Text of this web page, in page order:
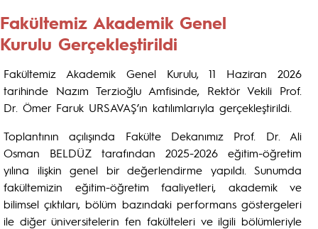
Fakültemiz Akademik Genel
Kurulu Gerçekleştirildi
Fakültemiz Akademik Genel Kurulu, 11 Haziran 2026
tarihinde Nazım Terzioğlu Amfisinde, Rektör Vekili Prof.
Dr. Ömer Faruk URSAVAŞ’ın katılımlarıyla gerçekleştirildi.
Toplantının açılışında Fakülte Dekanımız Prof. Dr. Ali
Osman BELDÜZ tarafından 2025-2026 eğitim-öğretim
yılına ilişkin genel bir değerlendirme yapıldı. Sunumda
fakültemizin eğitim-öğretim faaliyetleri, akademik ve
bilimsel çıktıları, bölüm bazındaki performans göstergeleri
ile diğer üniversitelerin fen fakülteleri ve ilgili bölümleriyle